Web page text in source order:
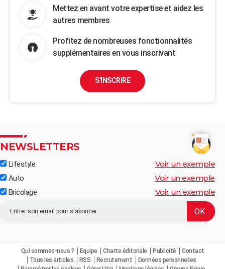
Mettez en avant votre expertise et aidez les
autres membres
Profitez de nombreuses fonctionnalités
supplémentaires en vous inscrivant
S'INSCRIRE
NEWSLETTERS
Lifestyle Voir un exemple
Auto Voir un exemple
Bricolage Voir un exemple
Qui sommes-nous ? Equipe Charte éditoriale Publicité
Contact
Tous les articles
RSS Recrutement
Données personnelles